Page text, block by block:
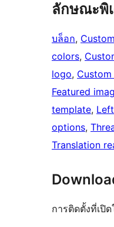
ลักษณะพิ
บล็อก,
colors,
logo, Custom
Featured
template,
options,
Translation
การติดตั้งที่เปิ